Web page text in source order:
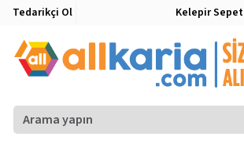
Tedarikçi Ol Kelepir Sepet